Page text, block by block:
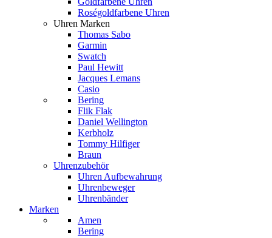
Roségoldfarbene Uhren
Uhren Marken
Thomas Sabo
Garmin
Swatch
Paul Hewitt
Jacques Lemans
Casio
Bering
Flik Flak
Daniel Wellington
Kerbholz
Tommy Hilfiger
Braun
Uhrenzubehör
Uhren Aufbewahrung
Uhrenbeweger
Uhrenbänder
Marken
Amen
Bering